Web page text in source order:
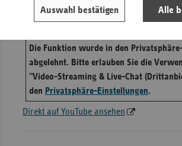
Auswahl bestätigen Alle
ims-cms.net, CONSENT, DEVICE_INFO,
VISITOR_INFO1_LIVE, YSC
Die Funktion wurde in den
abgelehnt. Bitte erlauben Sie die
"Video-Streaming & Live-Chat
den Privatsphäre-Einstellungen.
Direkt auf YouTube ansehen